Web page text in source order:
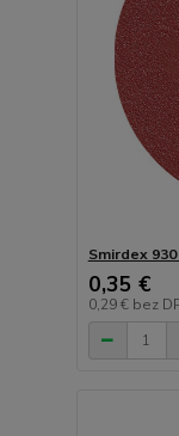
Smirdex
0,35 €
0,29 € bez